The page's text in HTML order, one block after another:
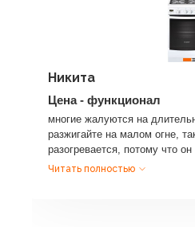
Никита
Цена - функционал
многие жалуются на
разжигайте на малом огне,
разогревается, потому что
пламени, а не основанием
Читать полностью